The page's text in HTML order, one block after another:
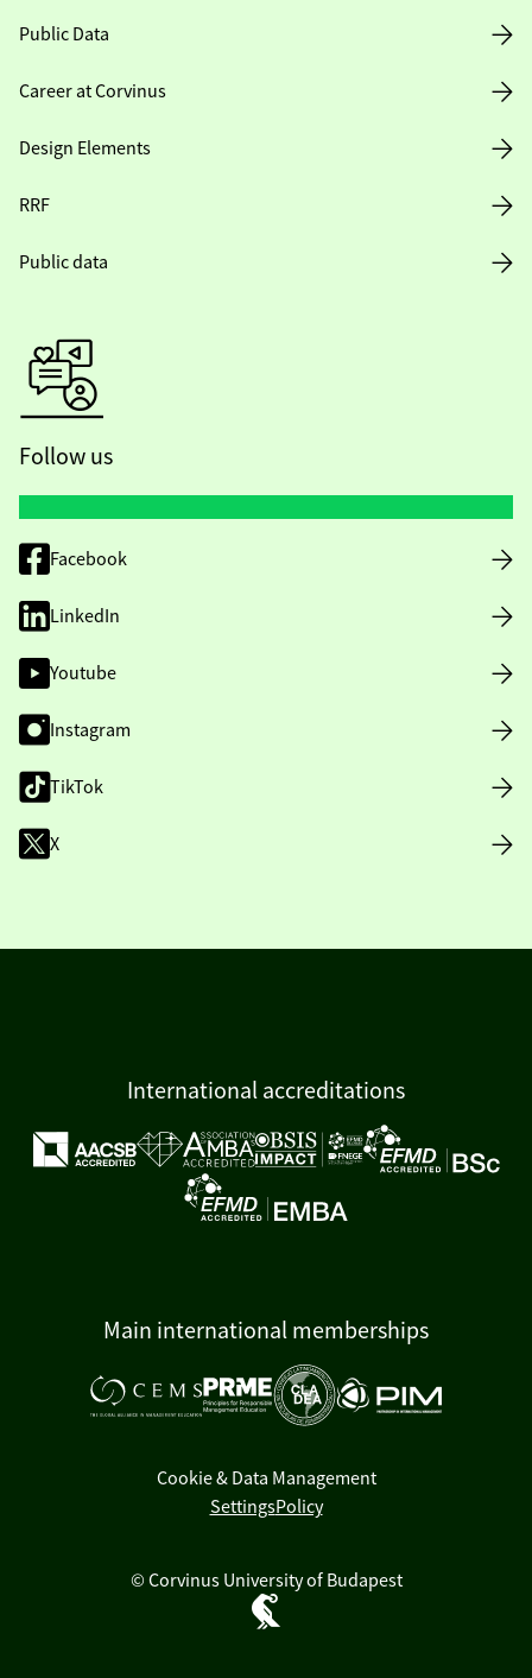
Public Data
Career at Corvinus
Design Elements
RRF
Public data
Follow us
Facebook
LinkedIn
Youtube
Instagram
TikTok
X
International accreditations
Main international memberships
Cookie & Data Management
SettingsPolicy
© Corvinus University of Budapest